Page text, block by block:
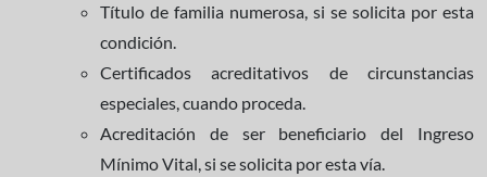
Título de familia numerosa, si se solicita por esta
condición.
Certificados acreditativos de circunstancias
especiales, cuando proceda.
Acreditación de ser beneficiario del Ingreso
Mínimo Vital, si se solicita por esta vía.